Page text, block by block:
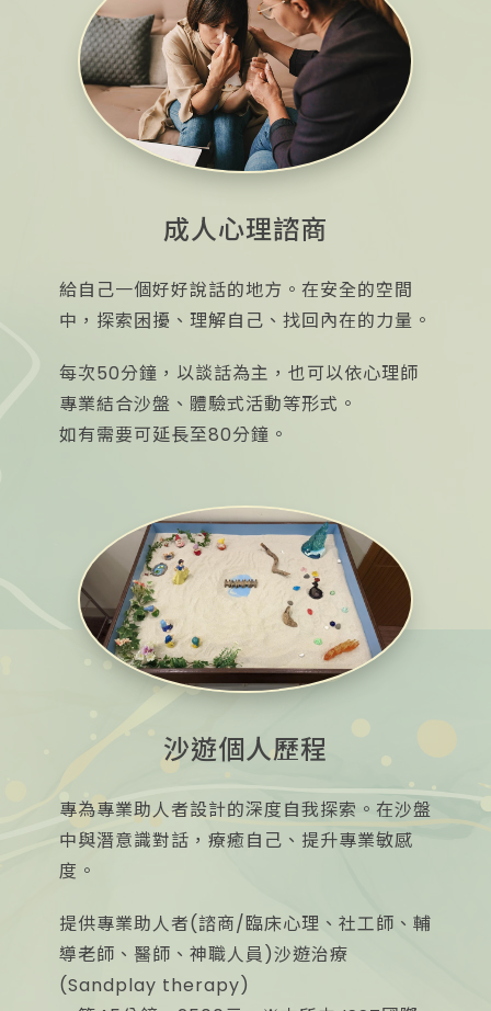
成人心理諮商
給自己一個好好說話的地方。在安全的空間
中，探索困擾、理解自己、找回內在的力量。
每次50分鐘，以談話為主，也可以依心理師
專業結合沙盤、體驗式活動等形式。
如有需要可延長至80分鐘。
沙遊個人歷程
專為專業助人者設計的深度自我探索。在沙盤
中與潛意識對話，療癒自己、提升專業敏感
度。
提供專業助人者(諮商/臨床心理、社工師、輔
導老師、醫師、神職人員)沙遊治療
(Sandplay therapy)